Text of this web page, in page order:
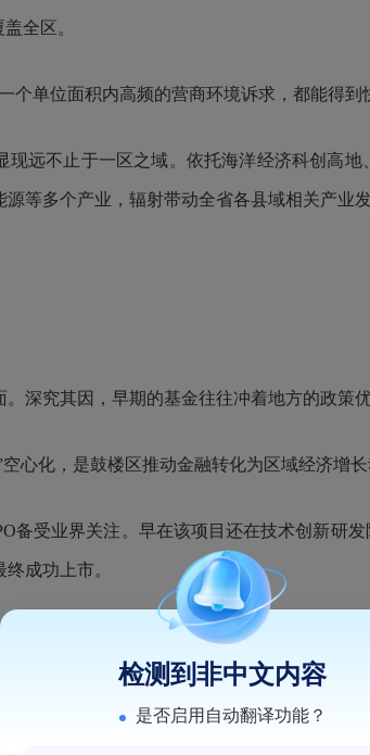
全区。
单位面积内高频的营商环境诉求，都能得到
远不止于一区之域。依托海洋经济科创高地
等多个产业，辐射带动全省各县域相关产业
究其因，早期的基金往往冲着地方的政策
化，是鼓楼区推动金融转化为区域经济增长
受业界关注。早在该项目还在技术创新研发
成功上市。
一体化的工作机制，有力推进金融、科技和
造“政金企”对接机制；
检测到非中文内容
是否启用自动翻译功能？